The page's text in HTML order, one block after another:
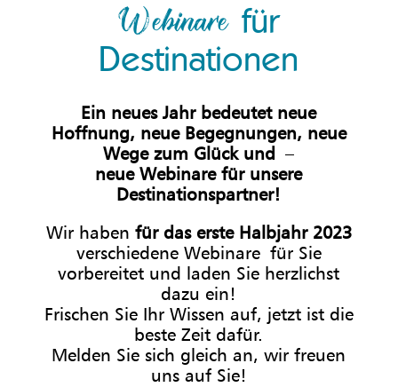
Webinare für
Destinationen
Ein neues Jahr bedeutet neue
Hoffnung, neue Begegnungen, neue
Wege zum Glück und –
neue Webinare für unsere
Destinationspartner!
Wir haben für das erste Halbjahr 2023
verschiedene Webinare für Sie
vorbereitet und laden Sie herzlichst
dazu ein!
Frischen Sie Ihr Wissen auf, jetzt ist die
beste Zeit dafür.
Melden Sie sich gleich an, wir freuen
uns auf Sie!